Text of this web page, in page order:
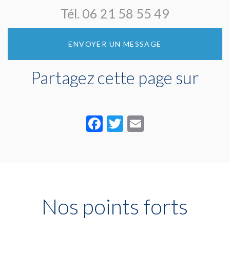
Tél. 06 21 58 55 49
ENVOYER UN MESSAGE
Partagez cette page sur
Facebook
Twitter
Nos points forts